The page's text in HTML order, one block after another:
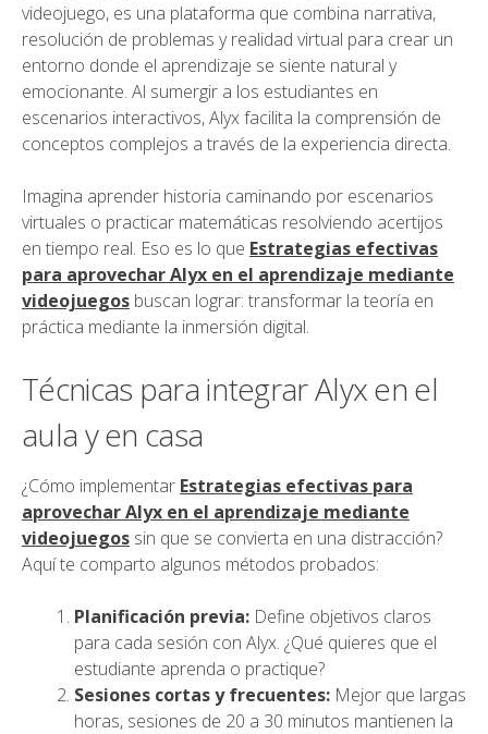
videojuego, es una plataforma que combina narrativa,
resolución de problemas y realidad virtual para crear un
entorno donde el aprendizaje se siente natural y
emocionante. Al sumergir a los estudiantes en
escenarios interactivos, Alyx facilita la comprensión de
conceptos complejos a través de la experiencia directa.
Imagina aprender historia caminando por escenarios
virtuales o practicar matemáticas resolviendo acertijos
en tiempo real. Eso es lo que Estrategias efectivas
para aprovechar Alyx en el aprendizaje mediante
videojuegos buscan lograr: transformar la teoría en
práctica mediante la inmersión digital.
Técnicas para integrar Alyx en el
aula y en casa
¿Cómo implementar Estrategias efectivas para
aprovechar Alyx en el aprendizaje mediante
videojuegos sin que se convierta en una distracción?
Aquí te comparto algunos métodos probados:
Planificación previa: Define objetivos claros
para cada sesión con Alyx. ¿Qué quieres que el
estudiante aprenda o practique?
Sesiones cortas y frecuentes: Mejor que largas
horas, sesiones de 20 a 30 minutos mantienen la